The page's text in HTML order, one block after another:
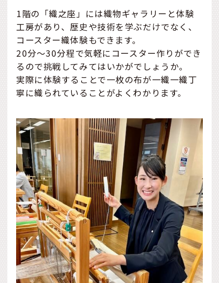
1階の「織之座」には織物ギャラリーと体験
工房があり、歴史や技術を学ぶだけでなく、
コースター織体験もできます。
20分～30分程で気軽にコースター作りができ
るので挑戦してみてはいかがでしょうか。
実際に体験することで一枚の布が一織一織丁
寧に織られていることがよくわかります。